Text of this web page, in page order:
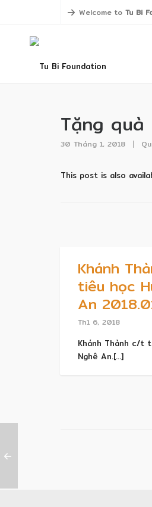
Welcome to Tu Bi
Tặng
30 Tháng 1, 2018
This post is also
Khánh
tiêu học
An
Th1 6, 2018
Khánh Thành c/t
Nghê An.[...]